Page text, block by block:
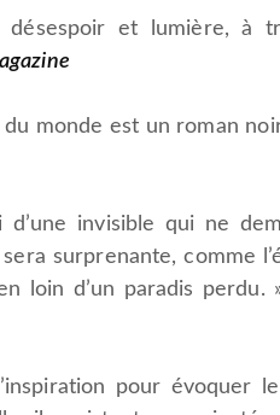
et lumière, à
monde est un roman
invisible qui ne
surprenante, comme
loin d’un paradis perdu.
pour évoquer